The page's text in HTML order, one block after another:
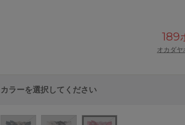
189
オカダヤ
カラーを選択してください